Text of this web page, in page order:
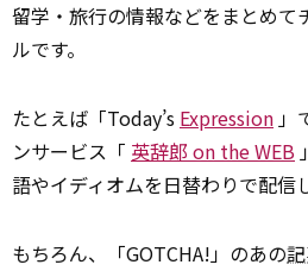
留学・旅行の情報などをまとめて
ルです。
たとえば「Today’s Expression 」
ンサービス「 英辞郎 on the WEB
語やイディオムを日替わりで配信
もちろん、「GOTCHA!」のあの